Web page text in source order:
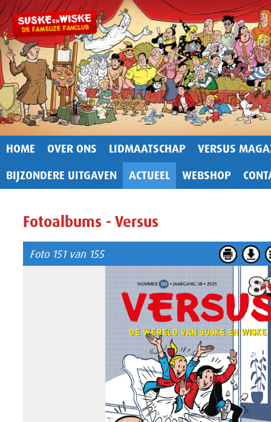
HOME OVER ONS LIDMAATSCHAP
VERSUS
BIJZONDERE UITGAVEN
ACTUEEL WEBSHOP
Fotoalbums - Versus
Foto 151 van 155